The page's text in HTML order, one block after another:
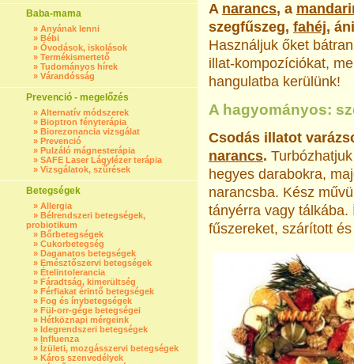
Baba-mama
» Anyának lenni
» Bébi
» Óvodások, iskolások
» Termékismertető
» Tudományos hírek
» Várandósság
Prevenció - megelőzés
» Alternatív módszerek
» Bioptron fényterápia
» Biorezonancia vizsgálat
» Prevenció
» Pulzáló mágnesterápia
» SAFE Laser Lágylézer terápia
» Vizsgálatok, szűrések
Betegségek
» Allergia
» Bélrendszeri betegségek,
probiotikum
» Bőrbetegségek
» Cukorbetegség
» Daganatos betegségek
» Emésztőszervi betegségek
» Ételintolerancia
» Fáradtság, kimerültség
» Férfiakat érintő betegségek
» Fog és ínybetegségek
» Fül-orr-gége betegségei
» Hétköznapi mérgeink
» Idegrendszeri betegségek
» Influenza
» Ízületi, mozgásszervi betegségek
» Káros szenvedélyek
A narancs, a
szegfűszeg, fahéj,
Használjuk őket
illat-kompozíciókat,
hangulatba kerülünk!
A hagyományos:
Csodás illatot
narancs.
hegyes darabokra,
narancsba. Kész
tányérra vagy
fűszereket, szárított